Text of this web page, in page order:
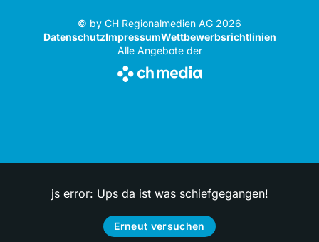
© by CH Regionalmedien AG 2026
DatenschutzImpressumWettbewerbsrichtlinien
Alle Angebote der
js error: Ups da ist was schiefgegangen!
Erneut versuchen